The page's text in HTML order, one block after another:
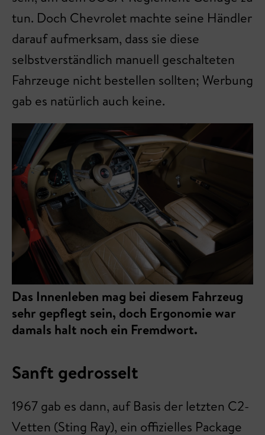
tun. Doch Chevrolet machte seine Händler
darauf aufmerksam, dass sie diese
selbstverständlich manuell geschalteten
Fahrzeuge nicht bestellen sollten; Werbung
gab es natürlich auch keine.
Das Innenleben mag bei diesem Fahrzeug
sehr gepflegt sein, doch Ergonomie war
damals halt noch ein Fremdwort.
Sanft gedrosselt
1967 gab es dann, auf Basis der letzten C2-
Vetten (Sting Ray), ein offizielles Package